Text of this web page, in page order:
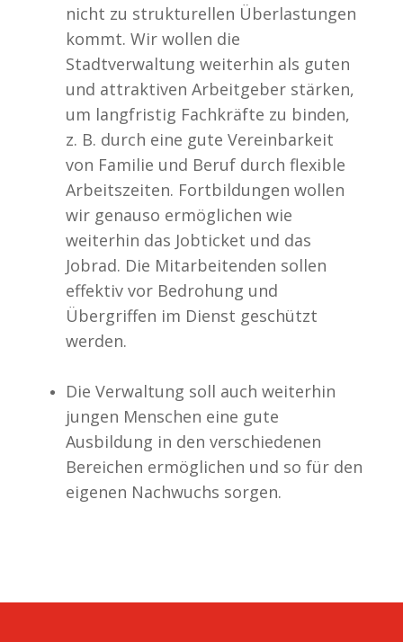
nicht zu strukturellen Überlastungen
kommt. Wir wollen die
Stadtverwaltung weiterhin als guten
und attraktiven Arbeitgeber stärken,
um langfristig Fachkräfte zu binden,
z. B. durch eine gute Vereinbarkeit
von Familie und Beruf durch flexible
Arbeitszeiten. Fortbildungen wollen
wir genauso ermöglichen wie
weiterhin das Jobticket und das
Jobrad. Die Mitarbeitenden sollen
effektiv vor Bedrohung und
Übergriffen im Dienst geschützt
werden.
Die Verwaltung soll auch weiterhin
jungen Menschen eine gute
Ausbildung in den verschiedenen
Bereichen ermöglichen und so für den
eigenen Nachwuchs sorgen.